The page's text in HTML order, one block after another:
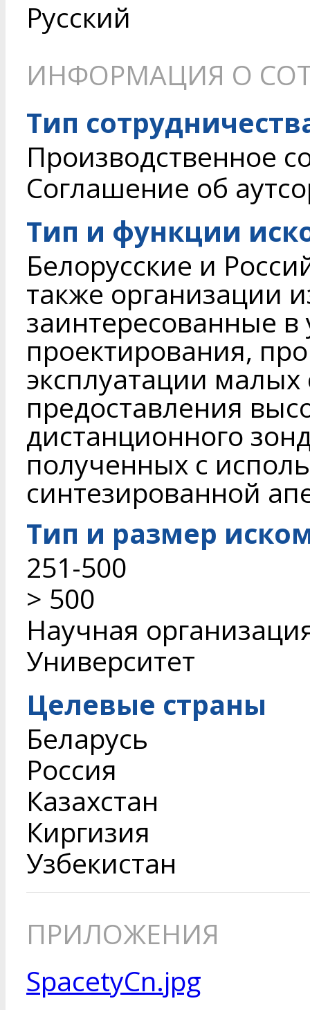
Русский
ИНФОРМАЦИЯ О
Тип
Производственное
Соглашение об
Тип и функции
Белорусские и
также организации
заинтересованные в
проектирования,
эксплуатации малых
предоставления
дистанционного
полученных с
синтезированной
Тип и размер
251-500
> 500
Научная
Университет
Целевые страны
Беларусь
Россия
Казахстан
Киргизия
Узбекистан
ПРИЛОЖЕНИЯ
SpacetyCn.jpg